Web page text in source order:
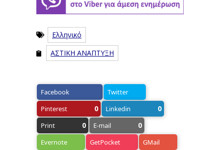
Ελληνικό
ΑΣΤΙΚΗ ΑΝΑΠΤΥΞΗ
Facebook
Twitter
Pinterest
0 Linkedin 0
Print 0 E-mail 0
Evernote GetPocket GMail